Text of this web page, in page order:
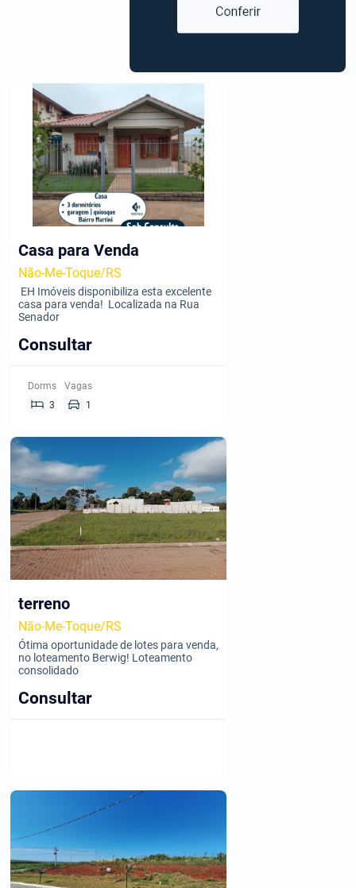
Casa para Venda
Não-Me-Toque/RS
EH Imóveis disponibiliza esta excelente
casa para venda! Localizada na Rua
Senador
Consultar
Dorms
3
Vagas
1
terreno
Não-Me-Toque/RS
Ótima oportunidade de lotes para venda,
no loteamento Berwig! Loteamento
consolidado
Consultar